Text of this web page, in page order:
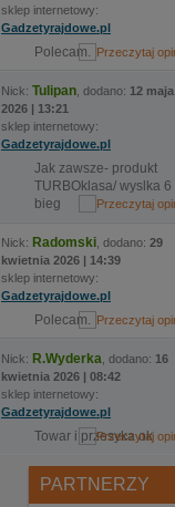
sklep internetowy:
Gadzetyrajdowe.pl
Polecam.
Nick: Tulipan , dodano: 12 maja
2026 | 13:21
sklep internetowy:
Gadzetyrajdowe.pl
Jak zawsze- produkt
TURBOklasa/ wyslka 6
bieg
Nick: Radomski , dodano: 29
kwietnia 2026 | 14:39
sklep internetowy:
Gadzetyrajdowe.pl
Polecam.
Nick: R.Wyderka , dodano: 16
kwietnia 2026 | 08:42
sklep internetowy:
Gadzetyrajdowe.pl
Towar i przesyka ok
PARTNERZY